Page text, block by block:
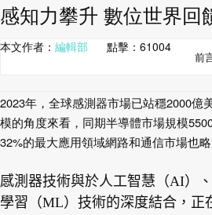
感知力攀升 數位世界回
本文作者： 編輯部 點擊： 61004
前
2023年，全球感測器市場已站穩2000億
模的角度來看，同期半導體市場規模
32%的最大應用領域網路和通信市場也
感測器技術與於人工智慧（AI）
學習（ML）技術的深度結合，正